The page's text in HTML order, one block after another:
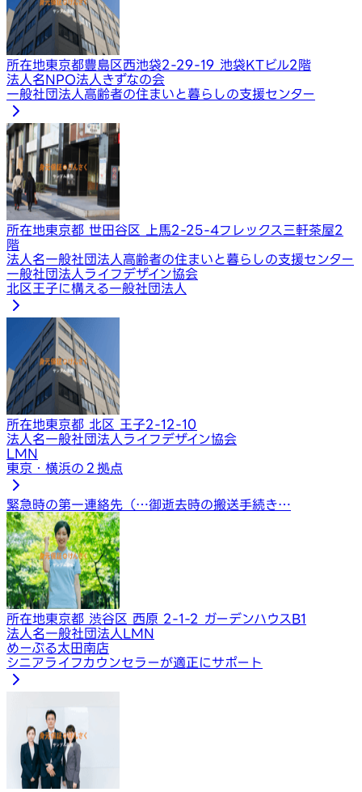
所在地東京都豊島区西池袋2-29-19 池袋KTビル2階
法人名NPO法人きずなの会
一般社団法人高齢者の住まいと暮らしの支援センター
所在地東京都 世田谷区 上馬2-25-4フレックス三軒茶屋2
階
法人名一般社団法人高齢者の住まいと暮らしの支援センター
一般社団法人ライフデザイン協会
北区王子に構える一般社団法人
所在地東京都 北区 王子2-12-10
法人名一般社団法人ライフデザイン協会
LMN
東京・横浜の２拠点
緊急時の第一連絡先（…御逝去時の搬送手続き…
所在地東京都 渋谷区 西原 2-1-2 ガーデンハウスB1
法人名一般社団法人LMN
めーぷる太田南店
シニアライフカウンセラーが適正にサポート